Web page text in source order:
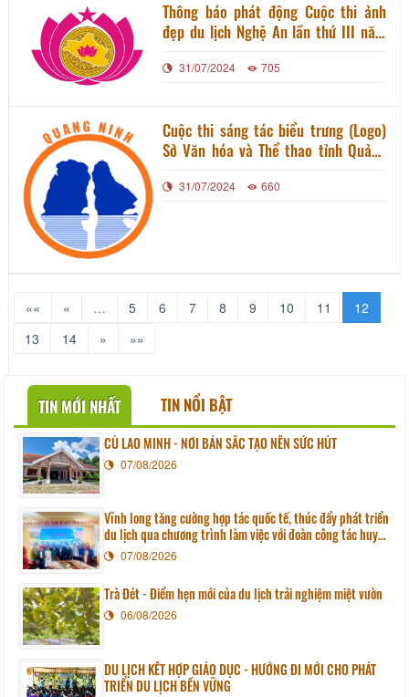
Thông báo phát động Cuộc thi ảnh
đẹp du lịch Nghệ An lần thứ III năm
31/07/2024 705
Cuộc thi sáng tác biểu trưng (Logo)
Sở Văn hóa và Thể thao tỉnh Quảng
31/07/2024 660
«« « … 5 6 7 8 9 10 11
12
13
14 » »»
TIN MỚI NHẤT TIN NỔI BẬT
CÙ LAO MINH - NƠI BẢN SẮC TẠO NÊN SỨC HÚT
07/08/2026
Vĩnh long tăng cường hợp tác quốc tế, thúc đẩy phát triển
du lịch qua chương trình làm việc với đoàn công tác huyện
Sunchang (Hàn quốc)
07/08/2026
Trà Đét - Điểm hẹn mới của du lịch trải nghiệm miệt vườn
06/08/2026
DU LỊCH KẾT HỢP GIÁO DỤC - HƯỚNG ĐI MỚI CHO PHÁT
TRIỂN DU LỊCH BỀN VỮNG